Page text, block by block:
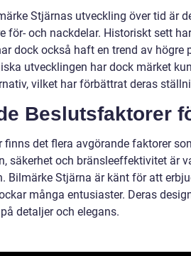
Stjärnas utveckling över tid är
för- och nackdelar. Historiskt sett
dock också haft en trend av
utvecklingen har dock märket
vilket har förbättrat deras
Beslutsfaktorer
finns det flera avgörande faktorer
säkerhet och bränsleeffektivitet är
Bilmärke Stjärna är känt för att
många entusiaster. Deras
detaljer och elegans.